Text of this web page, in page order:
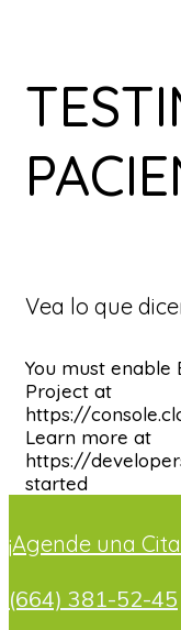
Vea lo que
You must enable
Project at
https://
Learn more at
https://
started
¡Agende una
(664) 381-52-45